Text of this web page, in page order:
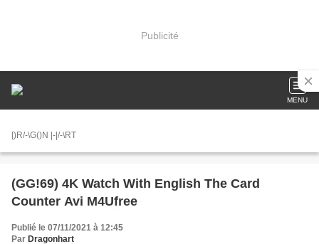
Publicité
MENU
[)R/-\G()N |-|/-\RT
(GG!69) 4K Watch With English The Card
Counter Avi M4Ufree
Publié le 07/11/2021 à 12:45
Par Dragonhart